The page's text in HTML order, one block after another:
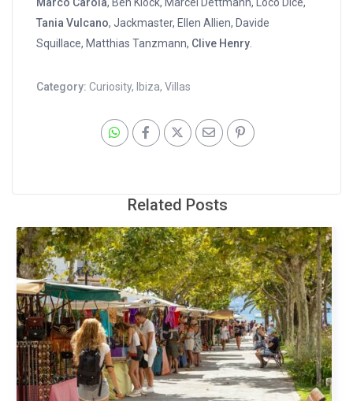
Tania Vulcano, Jackmaster, Ellen Allien, Davide
Squillace, Matthias Tanzmann, Clive Henry
Category:Curiosity, Ibiza,Villas
Related Posts